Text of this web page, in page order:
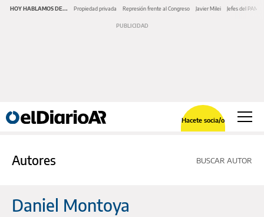
HOY HABLAMOS DE... Propiedad privada Represión frente al Congreso Javier Milei Jefes del PAMI
Hacete socia/o
Autores BUSCAR AUTOR
Daniel Montoya